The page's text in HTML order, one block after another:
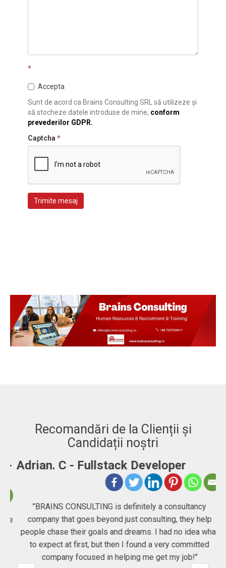
*
Accepta
Sunt de acord ca Brains Consulting SRL să utilizeze și
să stocheze datele introduse de mine, conform
prevederilor GDPR.
Captcha *
Trimite mesaj
Recomandări de la Clienții și
Candidații noștri
Adrian. C - Fullstack Developer
"BRAINS CONSULTING is definitely a consultancy
company that goes beyond just consulting, they help
people chase their goals and dreams. I had no idea what
to expect at first, but then I found a very committed
company focused in helping me get my job!"